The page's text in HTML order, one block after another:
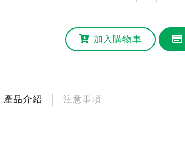
加入購物車
產品介紹 注意事項